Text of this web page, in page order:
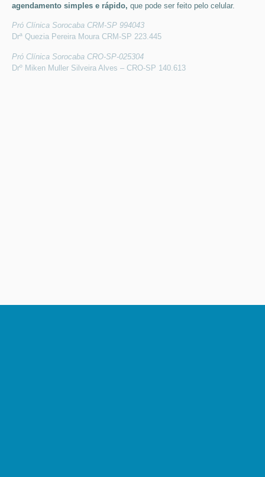
agendamento simples e rápido, que pode ser feito pelo celular.
Pró Clínica Sorocaba CRM-SP 994043
Drª Quezia Pereira Moura CRM-SP 223.445
Pró Clínica Sorocaba CRO-SP-025304
Drº Miken Muller Silveira Alves – CRO-SP 140.613